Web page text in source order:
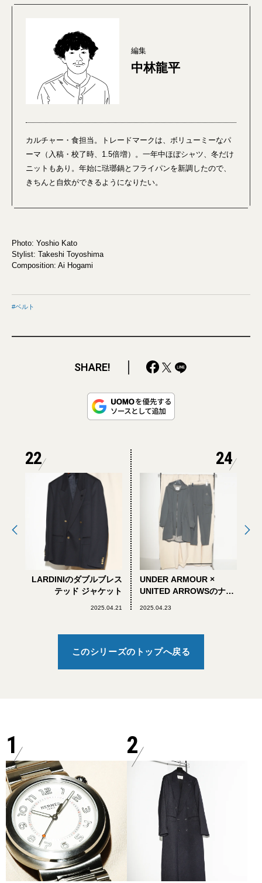
編集
中林龍平
カルチャー・食担当。トレードマークは、ボリューミーなパ
ーマ（入稿・校了時、1.5倍増）。一年中ほぼシャツ、冬だけ
ニットもあり。年始に琺瑯鍋とフライパンを新調したので、
きちんと自炊ができるようになりたい。
Photo: Yoshio Kato
Stylist: Takeshi Toyoshima
Composition: Ai Hogami
ベルト
SHARE!
22
LARDINIのダブルブレス
テッド ジャケット
2025.04.21
24
UNDER ARMOUR ×
UNITED ARROWSのナイ
2025.04.23
このシリーズのトップへ戻る
1 2